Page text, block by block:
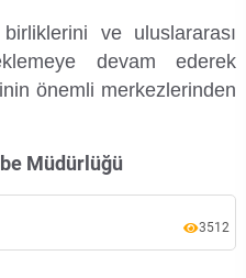
ve uluslararası
devam ederek
önemli merkezlerinden
Müdürlüğü
3512
Kozmetik Temizlik ve Kimyevi Ürünler Üretim Eğitim Uygulama ve Araştırma Merkezi
Araştırma Merkezi
Merkezi